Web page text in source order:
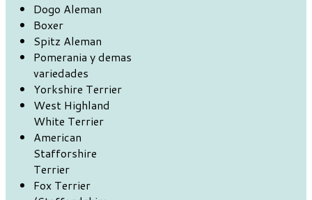
Dogo Aleman
Boxer
Spitz Aleman
Pomerania y demas
variedades
Yorkshire Terrier
West Highland
White Terrier
American
Stafforshire
Terrier
Fox Terrier